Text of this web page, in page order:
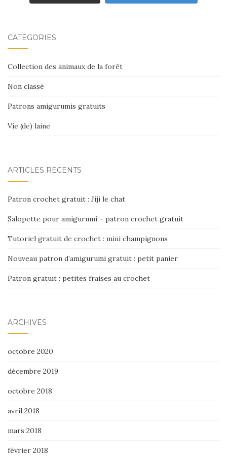
CATÉGORIES
Collection des animaux de la forêt
Non classé
Patrons amigurumis gratuits
Vie (de) laine
ARTICLES RÉCENTS
Patron crochet gratuit : Jiji le chat
Salopette pour amigurumi – patron crochet gratuit
Tutoriel gratuit de crochet : mini champignons
Nouveau patron d’amigurumi gratuit : petit panier
Patron gratuit : petites fraises au crochet
ARCHIVES
octobre 2020
décembre 2019
octobre 2018
avril 2018
mars 2018
février 2018